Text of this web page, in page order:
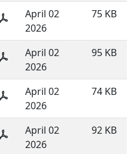
April 02
2026
75 KB
April 02
2026
95 KB
April 02
2026
74 KB
April 02
2026
92 KB